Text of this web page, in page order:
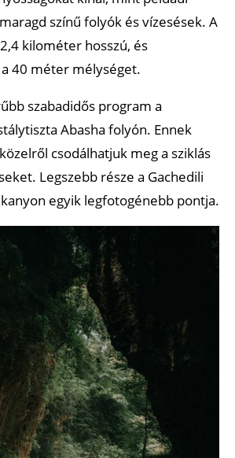
színű folyók és vízesések. A
kilométer hosszú, és
40 méter mélységet.
szabadidős program a
Abasha folyón. Ennek
csodálhatjuk meg a sziklás
Legszebb része a Gachedili
egyik legfotogénebb pontja.